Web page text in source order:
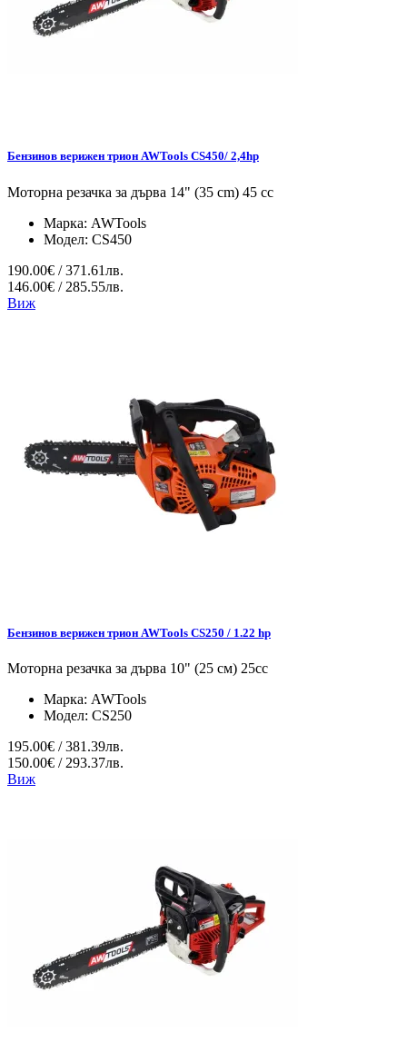
Бензинов верижен трион AWTools CS450/ 2,4hp
Моторна резачка за дърва 14" (35 cm) 45 cc
Марка: AWTools
Модел: CS450
190.00€ / 371.61лв.
146.00€ / 285.55лв.
Виж
Бензинов верижен трион AWTools CS250 / 1.22 hp
Моторна резачка за дърва 10" (25 см) 25cc
Марка: AWTools
Модел: CS250
195.00€ / 381.39лв.
150.00€ / 293.37лв.
Виж